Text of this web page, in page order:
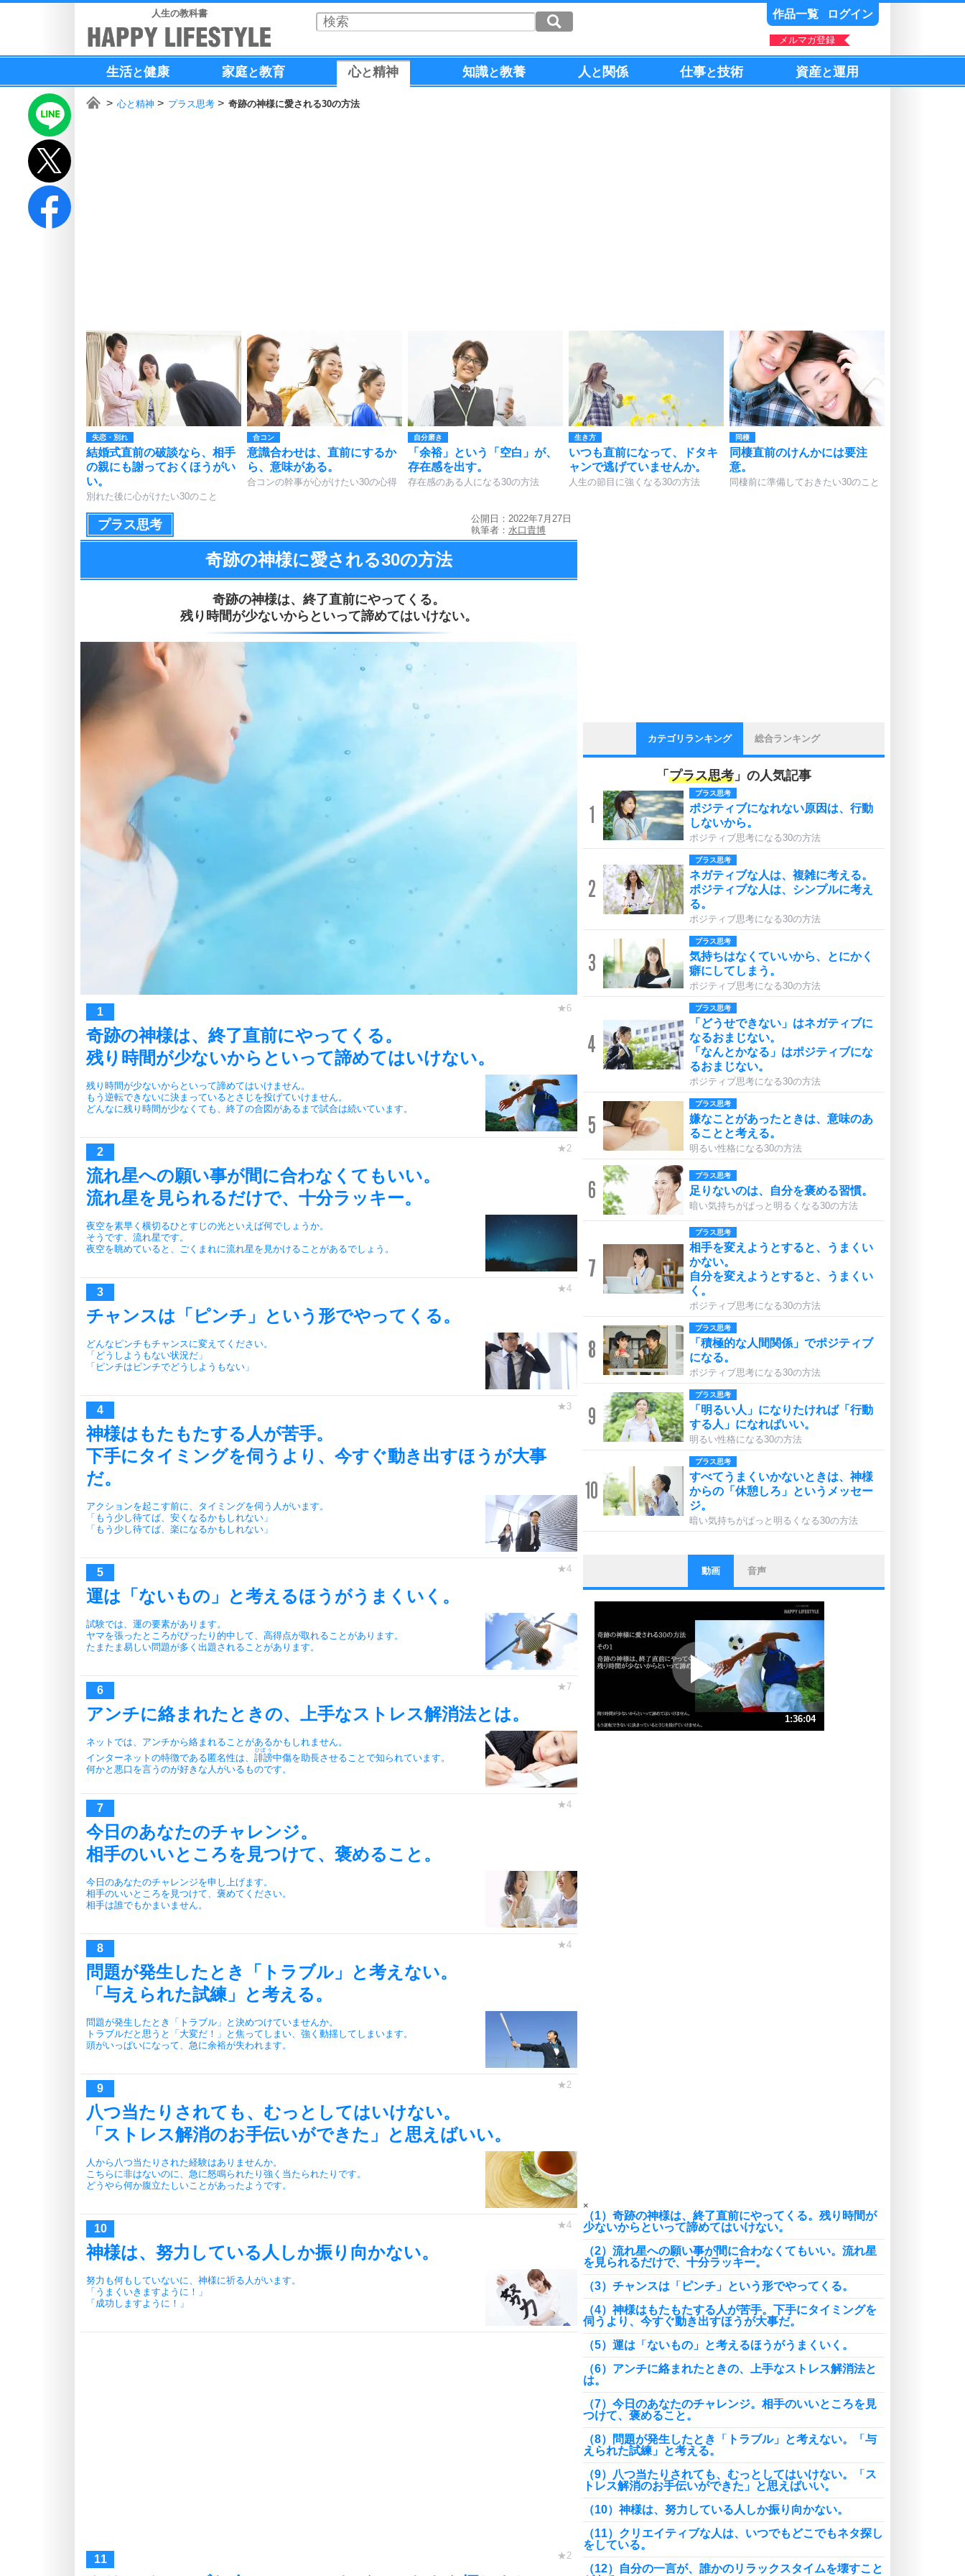
人生の教科書 作品一覧 ログイン
メルマガ登録
生活と健康 家庭と教育 心と精神 知識と教養 人と 関係 仕事と技術 資産と運用
心と精神 プラス思考 奇跡の神様に愛される30の方法
失恋・別れ
結婚式直前の破談なら、相手
の親にも謝っておくほうがい
い。
別れた後に心がけたい30のこと
合コン
意識合わせは、直前にするか
ら、意味がある。
合コンの幹事が心がけたい30の心得
自分磨き
「余裕」という「空白」が、
存在感を出す。
存在感のある人になる30の方法
生き方
いつも直前になって、ドタキ
ャンで逃げていませんか。
人生の節目に強くなる30の方法
同棲
同棲直前のけんかには要注
意。
同棲前に準備しておきたい30のこと
プラス思考
公開日：2022年7月27日
執筆者： 水口貴博
奇跡の神様に愛される30の方法
奇跡の神様は、 終了直前にやってくる。
残り時間が少ないからといって諦めてはいけない。
奇跡の神様は、終了直前にやってくる。
残り時間が少ないからといって諦めてはいけない。
残り時間が少ないからといって諦めてはいけません。
もう逆転できないに決まっているとさじを投げていけません。
どんなに残り時間が少なくても、終了の合図があるまで試合は続いています。
流れ星への願い事が間に合わなくてもいい。
流れ星を見られるだけで、十分ラッキー。
夜空を素早く横切るひとすじの光といえば何でしょうか。
そうです、流れ星です。
夜空を眺めていると、ごくまれに流れ星を見かけることがあるでしょう。
チャンスは「ピンチ」という形でやってくる。
どんなピンチもチャンスに変えてください。
「どうしようもない状況だ」
「ピンチはピンチでどうしようもない」
神様はもたもたする人が苦手。
下手にタイミングを伺うより、今すぐ動き出すほうが大事
だ。
アクションを起こす前に、タイミングを伺う人がいます。
「もう少し待てば、安くなるかもしれない」
「もう少し待てば、楽になるかもしれない」
運は「ないもの」と考えるほうがうまくいく。
試験では、運の要素があります。
ヤマを張ったところがぴったり的中して、高得点が取れることがあります。
たまたま易しい問題が多く出題されることがあります。
アンチに絡まれたときの、上手なストレス解消法とは。
ネットでは、アンチから絡まれることがあるかもしれません。
インターネットの特徴である匿名性は、 誹謗
ひぼう
中傷を助長させることで知られています。
何かと悪口を言うのが好きな人がいるものです。
今日のあなたのチャレンジ。
相手のいいところを見つけて、褒めること。
今日のあなたのチャレンジを申し上げます。
相手のいいところを見つけて、褒めてください。
相手は誰でもかまいません。
問題が発生したとき「トラブル」と考えない。
「与えられた試練」と考える。
問題が発生したとき「トラブル」と決めつけていませんか。
トラブルだと思うと「大変だ！」と焦ってしまい、強く動揺してしまいます。
頭がいっぱいになって、急に余裕が失われます。
八つ当たりされても、むっとしてはいけない。
「ストレス解消のお手伝いができた」と思えばいい。
人から八つ当たりされた経験はありませんか。
こちらに非はないのに、急に怒鳴られたり強く当たられたりです。
どうやら何か腹立たしいことがあったようです。
神様は、努力している人しか振り向かない。
努力も何もしていないに、神様に祈る人がいます。
「うまくいきますように！」
「成功しますように！」
カテゴリランキング 総合ランキング
「 プラス思考 」の人気記事
1
プラス思考
ポジティブになれない原因は、行動
しないから。
ポジティブ思考になる30の方法
2
プラス思考
ネガティブな人は、複雑に考える。
ポジティブな人は、シンプルに考え
る。
ポジティブ思考になる30の方法
3
プラス思考
気持ちはなくていいから、とにかく
癖にしてしまう。
ポジティブ思考になる30の方法
4
プラス思考
「どうせできない」はネガティブに
なるおまじない。
「なんとかなる」はポジティブにな
るおまじない。
ポジティブ思考になる30の方法
5
プラス思考
嫌なことがあったときは、意味のあ
ることと考える。
明るい性格になる30の方法
6
プラス思考
足りないのは、自分を褒める習慣。
暗い気持ちがぱっと明るくなる30の方法
7
プラス思考
相手を変えようとすると、うまくい
かない。
自分を変えようとすると、うまくい
く。
ポジティブ思考になる30の方法
8
プラス思考
「積極的な人間関係」でポジティブ
になる。
ポジティブ思考になる30の方法
9
プラス思考
「明るい人」になりたければ「行動
する人」になればいい。
明るい性格になる30の方法
10
プラス思考
すべてうまくいかないときは、神様
からの「休憩しろ」というメッセー
ジ。
暗い気持ちがぱっと明るくなる30の方法
1
ストレス対策
他人と比べない。
いっそのこと、他人を見ない。
いらいらしない人になる30の方法
プラス思考
ポジティブになれない原因は、行動
しないから。
ポジティブ思考になる30の方法
3
ストレス対策
人生、なんとかなるもの。
恋する人が知っておきたい30の大切なこと
動画 音声
1:36:04
×
（1）奇跡の神様は、終了直前にやってくる。残り時間が
少ないからといって諦めてはいけない。
（2）流れ星への願い事が間に合わなくてもいい。流れ星
を見られるだけで、十分ラッキー。
（3）チャンスは「ピンチ」という形でやってくる。
（4）神様はもたもたする人が苦手。下手にタイミングを
伺うより、今すぐ動き出すほうが大事だ。
（5）運は「ないもの」と考えるほうがうまくいく。
（6）アンチに絡まれたときの、上手なストレス解消法と
は。
（7）今日のあなたのチャレンジ。相手のいいところを見
つけて、褒めること。
（8）問題が発生したとき「トラブル」と考えない。「与
えられた試練」と考える。
（9）八つ当たりされても、むっとしてはいけない。「ス
トレス解消のお手伝いができた」と思えばいい。
（10）神様は、努力している人しか振り向かない。
（11）クリエイティブな人は、いつでもどこでもネタ探し
をしている。
（12）自分の一言が、誰かのリラックスタイムを壊すこと